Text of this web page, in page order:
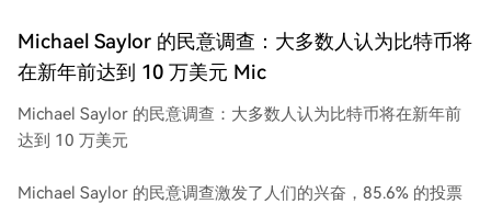
Michael Saylor 的民意调查：大多数人认为比特币将
在新年前达到 10 万美元 Mic
Michael Saylor 的民意调查：大多数人认为比特币将在新年前
达到 10 万美元
Michael Saylor 的民意调查激发了人们的兴奋，85.6% 的投票